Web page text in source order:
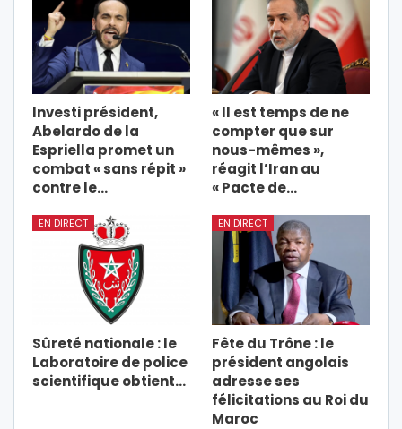
Investi président,
Abelardo de la
Espriella promet un
combat « sans répit »
contre le…
« Il est temps de ne
compter que sur
nous-mêmes »,
réagit l’Iran au
« Pacte de…
EN DIRECT
Sûreté nationale : le
Laboratoire de police
scientifique obtient…
EN DIRECT
Fête du Trône : le
président angolais
adresse ses
félicitations au Roi du
Maroc